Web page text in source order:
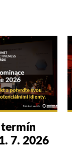
7. 2026